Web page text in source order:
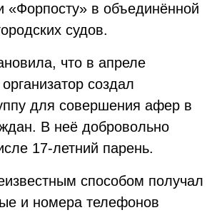
«Форпосту» в объединённой
судов.
что в апреле
создал
для совершения афер в
В неё добровольно
17-летний парень.
способом получал
и номера телефонов